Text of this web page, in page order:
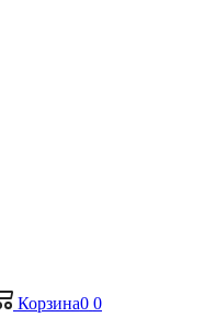
Корзина0 0